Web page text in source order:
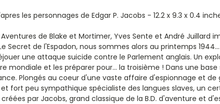
les personnages de Edgar P. Jacobs - 12.2 x 9.3 x 0.4
de Blake et Mortimer, Yves Sente et André Juillard
de l'Espadon, nous sommes alors au printemps
une attaque suicide contre le Parlement anglais. Un
mondiale et les préparer pour... la troisième ! Dans une
Plongés au coeur d'une vaste affaire d'espionnage et
fort peu sympathique spécialiste des langues slaves, un
par Jacobs, grand classique de la B.D. d'aventure et